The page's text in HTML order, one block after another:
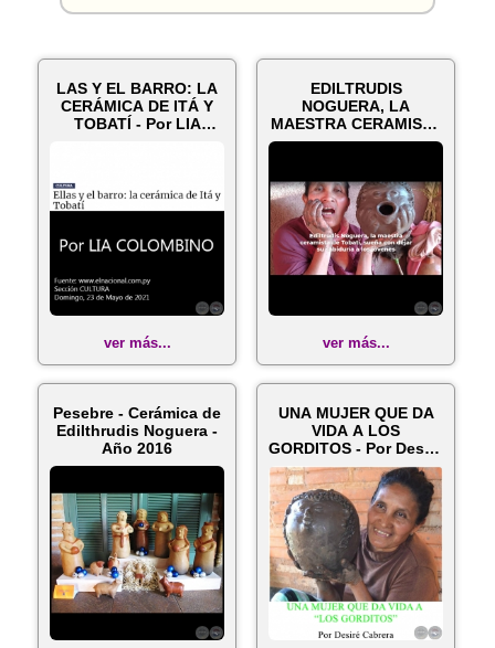
LAS Y EL BARRO: LA
CERÁMICA DE ITÁ Y
TOBATÍ - Por LIA
ver más...
EDILTRUDIS
NOGUERA, LA
MAESTRA CERAMISTA
DE TOBATÍ, SUEÑA
ver más...
Pesebre - Cerámica de
Edilthrudis Noguera -
Año 2016
UNA MUJER QUE DA
VIDA A LOS
GORDITOS - Por Desiré
Cabrera - Viern...